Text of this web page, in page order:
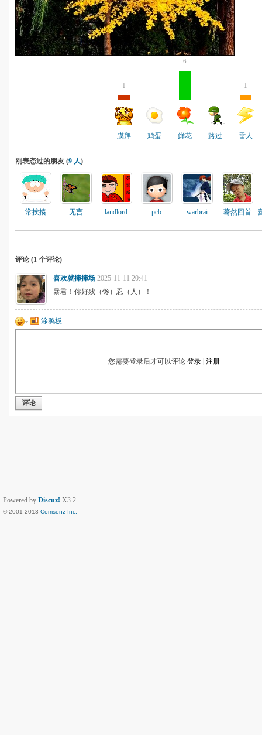
1
膜拜 鸡蛋
6
鲜花 路过
1
雷人
刚表态过的朋友 (9 人)
常挨揍 无言 landlord pcb warbrai 蓦然回首
评论 (1 个评论)
喜欢就捧捧场 2025-11-11 20:41
暴君！你好残（馋）忍（人）！
涂鸦板
您需要登录后才可以评论 登录| 注册
评论
Powered by Discuz! X3.2
© 2001-2013 Comsenz Inc.